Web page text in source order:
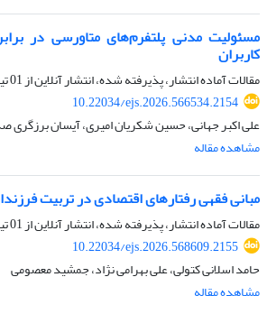
مسئولیت مدنی پلتفرم‌های متاورسی در
کاربران
مقالات آماده انتشار، پذیرفته شده، انتشار آنلاین از01 تیر 1405
10.22034/ejs.2026.566534.2154
علی اکبر جهانی، حسین شکریان امیری، آیسان برزگری
مشاهده مقاله
مبانی فقهی رفتارهای اقتصادی در تربیت
مقالات آماده انتشار، پذیرفته شده، انتشار آنلاین از01 تیر 1405
10.22034/ejs.2026.568609.2155
حامد اسلانی کتولی، علی بهرامی نژاد، جمشید معصومی
مشاهده مقاله